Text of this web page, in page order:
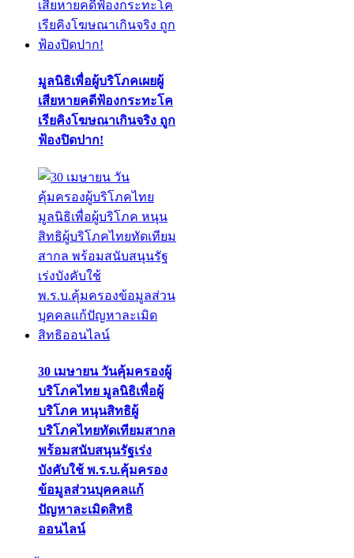
มูลนิธิเพื่อผู้บริโภคเผยผู้
เสียหายคดีฟ้องกระทะโค
เรียคิงโฆษณาเกินจริง ถูก
ฟ้องปิดปาก!
30 เมษายน วันคุ้มครองผู้
บริโภคไทย มูลนิธิเพื่อผู้
บริโภค หนุนสิทธิผู้
บริโภคไทยทัดเทียมสากล
พร้อมสนับสนุนรัฐเร่ง
บังคับใช้ พ.ร.บ.คุ้มครอง
ข้อมูลส่วนบุคคลแก้
ปัญหาละเมิดสิทธิ
ออนไลน์